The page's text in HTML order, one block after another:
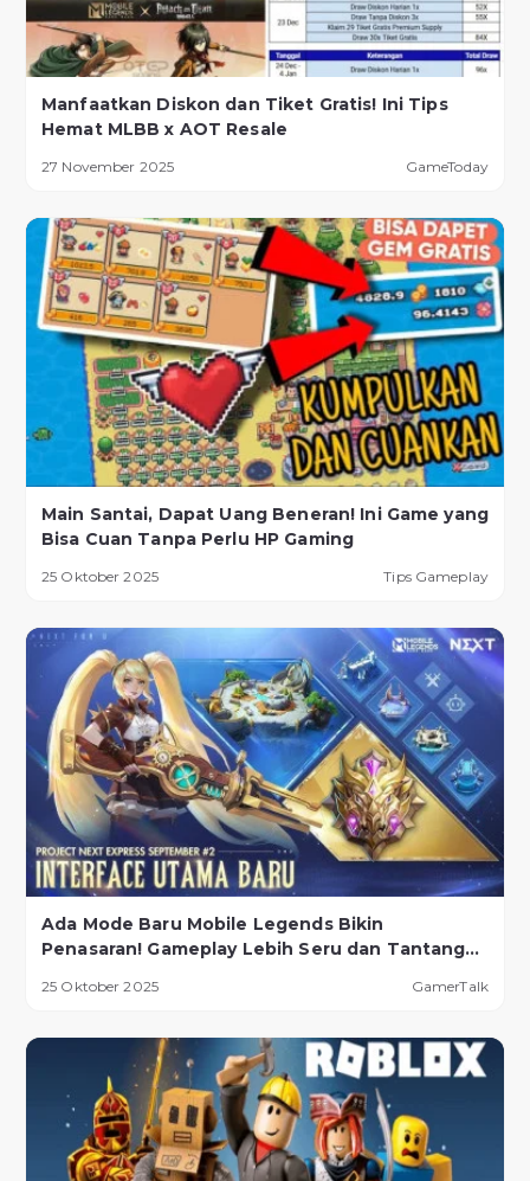
Manfaatkan Diskon dan Tiket Gratis! Ini Tips
Hemat MLBB x AOT Resale
27 November 2025 GameToday
Main Santai, Dapat Uang Beneran! Ini Game yang
Bisa Cuan Tanpa Perlu HP Gaming
25 Oktober 2025 Tips Gameplay
Ada Mode Baru Mobile Legends Bikin
Penasaran! Gameplay Lebih Seru dan Tantangan
25 Oktober 2025 GamerTalk